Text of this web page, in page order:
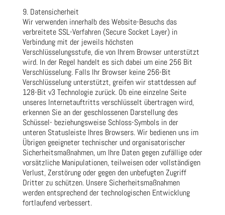
9. Datensicherheit
Wir verwenden innerhalb des Website-Besuchs das
verbreitete SSL-Verfahren (Secure Socket Layer) in
Verbindung mit der jeweils höchsten
Verschlüsselungsstufe, die von Ihrem Browser unterstützt
wird. In der Regel handelt es sich dabei um eine 256 Bit
Verschlüsselung. Falls Ihr Browser keine 256-Bit
Verschlüsselung unterstützt, greifen wir stattdessen auf
128-Bit v3 Technologie zurück. Ob eine einzelne Seite
unseres Internetauftritts verschlüsselt übertragen wird,
erkennen Sie an der geschlossenen Darstellung des
Schüssel- beziehungsweise Schloss-Symbols in der
unteren Statusleiste Ihres Browsers. Wir bedienen uns im
Übrigen geeigneter technischer und organisatorischer
Sicherheitsmaßnahmen, um Ihre Daten gegen zufällige oder
vorsätzliche Manipulationen, teilweisen oder vollständigen
Verlust, Zerstörung oder gegen den unbefugten Zugriff
Dritter zu schützen. Unsere Sicherheitsmaßnahmen
werden entsprechend der technologischen Entwicklung
fortlaufend verbessert.